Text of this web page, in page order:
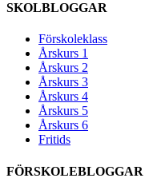
SKOLBLOGGAR
Förskoleklass
Årskurs 1
Årskurs 2
Årskurs 3
Årskurs 4
Årskurs 5
Årskurs 6
Fritids
FÖRSKOLEBLOGGAR